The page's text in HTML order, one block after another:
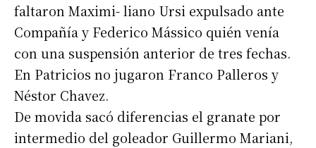
faltaron Maximi- liano Ursi expulsado ante
Compañía y Federico Mássico quién venía
con una suspensión anterior de tres fechas.
En Patricios no jugaron Franco Palleros y
Néstor Chavez.
De movida sacó diferencias el granate por
intermedio del goleador Guillermo Mariani,